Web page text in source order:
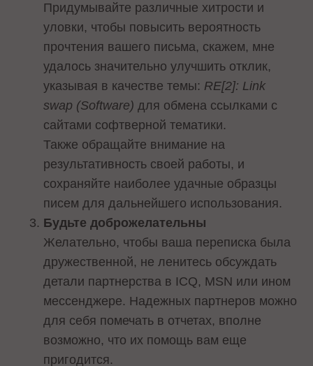
Придумывайте различные хитрости и
уловки, чтобы повысить вероятность
прочтения вашего письма, скажем, мне
удалось значительно улучшить отклик,
указывая в качестве темы: RE[2]: Link
swap (Software) для обмена ссылками с
сайтами софтверной тематики.
Также обращайте внимание на
результативность своей работы, и
сохраняйте наиболее удачные образцы
писем для дальнейшего использования.
Будьте доброжелательны
Желательно, чтобы ваша переписка была
дружественной, не ленитесь обсуждать
детали партнерства в ICQ, MSN или ином
мессенджере. Надежных партнеров можно
для себя помечать в отчетах, вполне
возможно, что их помощь вам еще
пригодится.